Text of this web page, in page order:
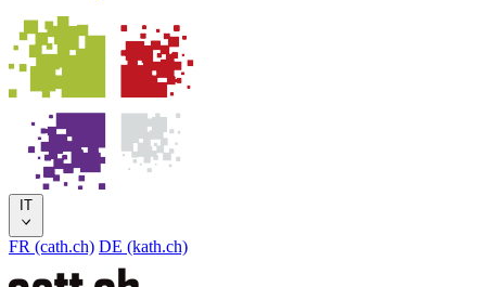
IT
FR (cath.ch) DE (kath.ch)